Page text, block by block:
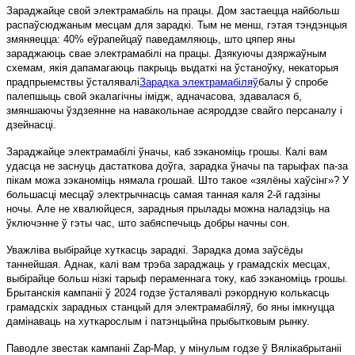
Зараджайце свой электрамабіль на працы. Дом застаецца найбольш
распаўсюджаным месцам для зарадкі. Тым не менш, гэтая тэндэнцыя
змяняецца: 40% еўрапейцаў паведамляюць, што цяпер яны
зараджаюць свае электрамабілі на працы. Дзякуючы дзяржаўным
схемам, якія дапамагаюць пакрыць выдаткі на ўстаноўку, некаторыя
прадпрыемствы ўсталяваліЗарадка электрамабіляўбалы ў спробе
палепшыць свой экалагічны імідж, адначасова, здавалася б,
змяншаючы ўздзеянне на навакольнае асяроддзе свайго персаналу і
дзейнасці.
Зараджайце электрамабілі ўначы, каб зэканоміць грошы. Калі вам
удасца не заснуць дастаткова доўга, зарадка ўначы па тарыфах па-за
пікам можа зэканоміць нямала грошай. Што такое «зялёны хаўсінг»? У
большасці месцаў электрычнасць самая танная каля 2-й гадзіны
ночы. Але не хвалюйцеся, зарадныя прылады можна наладзіць на
ўключэнне ў гэты час, што забяспечыць добры начны сон.
Уважліва выбірайце хуткасць зарадкі. Зарадка дома заўсёды
таннейшая. Аднак, калі вам трэба зараджаць у грамадскіх месцах,
выбірайце больш нізкі тарыф пераменнага току, каб зэканоміць грошы.
Брытанскія кампаніі ў 2024 годзе ўсталявалі рэкордную колькасць
грамадскіх зарадных станцый для электрамабіляў, бо яны імкнуцца
дамінаваць на хуткарослым і патэнцыйна прыбытковым рынку.
Паводле звестак кампаніі Zap-Map, у мінулым годзе ў Вялікабрытаніі